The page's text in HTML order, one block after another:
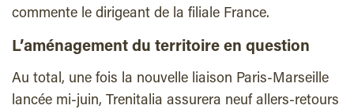
commente le dirigeant de la filiale France.
L’aménagement du territoire en question
Au total, une fois la nouvelle liaison Paris-Marseille
lancée mi-juin, Trenitalia assurera neuf allers-retours